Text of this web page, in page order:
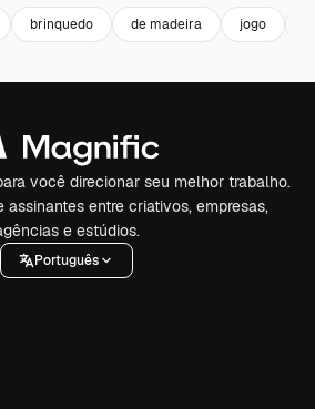
brinquedo de madeira jogo
você direcionar seu melhor trabalho.
assinantes entre criativos, empresas,
e estúdios.
Português